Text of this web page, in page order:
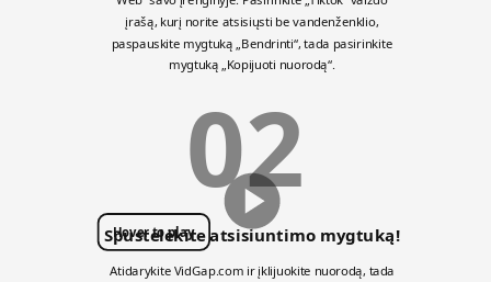
įrašą, kurį norite atsisiųsti be vandenženklio,
paspauskite mygtuką „Bendrinti“, tada pasirinkite
mygtuką „Kopijuoti nuorodą“.
02
Hover to play
Spustelėkite atsisiuntimo mygtuką!
Atidarykite VidGap.com ir įklijuokite nuorodą, tada